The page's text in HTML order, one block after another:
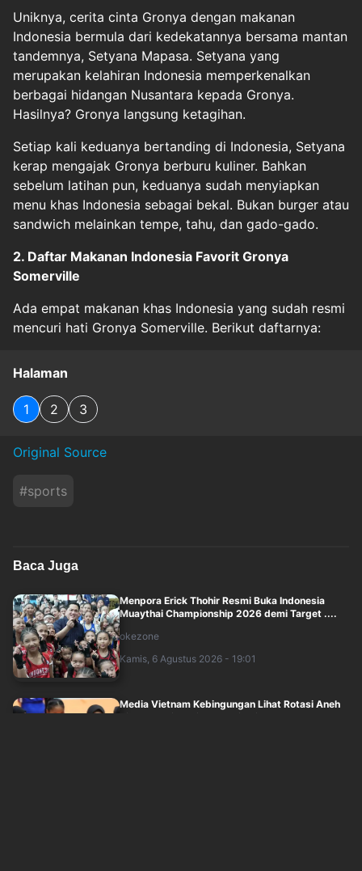
Uniknya, cerita cinta Gronya dengan makanan
Indonesia bermula dari kedekatannya bersama mantan
tandemnya, Setyana Mapasa. Setyana yang
merupakan kelahiran Indonesia memperkenalkan
berbagai hidangan Nusantara kepada Gronya.
Hasilnya? Gronya langsung ketagihan.
Setiap kali keduanya bertanding di Indonesia, Setyana
kerap mengajak Gronya berburu kuliner. Bahkan
sebelum latihan pun, keduanya sudah menyiapkan
menu khas Indonesia sebagai bekal. Bukan burger atau
sandwich melainkan tempe, tahu, dan gado-gado.
2. Daftar Makanan Indonesia Favorit Gronya
Somerville
Ada empat makanan khas Indonesia yang sudah resmi
mencuri hati Gronya Somerville. Berikut daftarnya:
Halaman
1 2 3
Original Source
#sports
Baca Juga
Menpora Erick Thohir Resmi Buka Indonesia
Muaythai Championship 2026 demi Target ....
okezone
Kamis, 6 Agustus 2026 - 19:01
Media Vietnam Kebingungan Lihat Rotasi Aneh